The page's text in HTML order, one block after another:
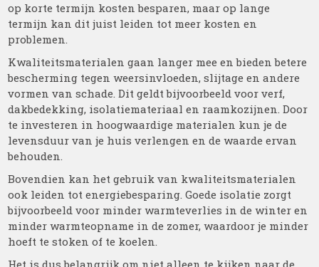
op korte termijn kosten besparen, maar op lange
termijn kan dit juist leiden tot meer kosten en
problemen.
Kwaliteitsmaterialen gaan langer mee en bieden betere
bescherming tegen weersinvloeden, slijtage en andere
vormen van schade. Dit geldt bijvoorbeeld voor verf,
dakbedekking, isolatiemateriaal en raamkozijnen. Door
te investeren in hoogwaardige materialen kun je de
levensduur van je huis verlengen en de waarde ervan
behouden.
Bovendien kan het gebruik van kwaliteitsmaterialen
ook leiden tot energiebesparing. Goede isolatie zorgt
bijvoorbeeld voor minder warmteverlies in de winter en
minder warmteopname in de zomer, waardoor je minder
hoeft te stoken of te koelen.
Het is dus belangrijk om niet alleen te kijken naar de